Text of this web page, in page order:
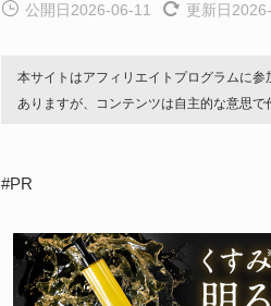
公開日2026-06-11 更新日
本サイトはアフィリエイトプログラムに
ありますが、コンテンツは自主的な意思で
#PR